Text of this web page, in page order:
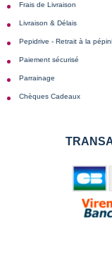
Frais de Livraison
Livraison & Délais
Pepidrive - Retrait à la
Paiement sécurisé
Parrainage
Chèques Cadeaux